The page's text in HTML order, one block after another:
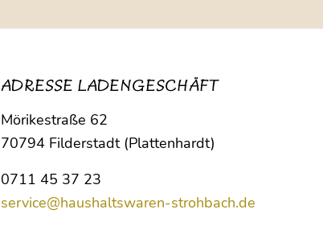
ADRESSE LADENGESCHÄFT
Mörikestraße 62
70794 Filderstadt (Plattenhardt)
0711 45 37 23
service@haushaltswaren-strohbach.de